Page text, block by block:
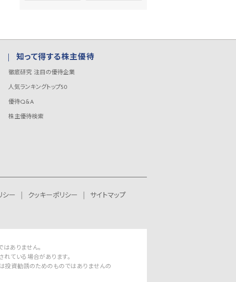
知って得する株主優待
徹底研究 注目の優待企業
人気ランキングトップ50
優待Q&A
株主優待検索
シー クッキーポリシー
サイトマップ
ありません。
れている場合があります。
投資勧誘のためのものではありませんの